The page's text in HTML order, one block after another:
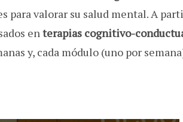
para valorar su salud mental. A
enterapias cognitivo-
y, cada módulo (uno por